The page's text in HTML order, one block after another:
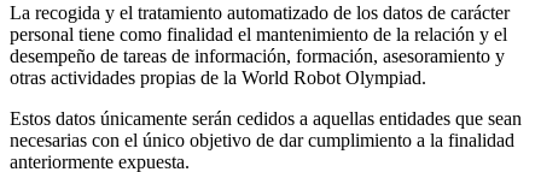
La recogida y el tratamiento automatizado de los datos de carácter
personal tiene como finalidad el mantenimiento de la relación y el
desempeño de tareas de información, formación, asesoramiento y
otras actividades propias de la World Robot Olympiad.
Estos datos únicamente serán cedidos a aquellas entidades que sean
necesarias con el único objetivo de dar cumplimiento a la finalidad
anteriormente expuesta.